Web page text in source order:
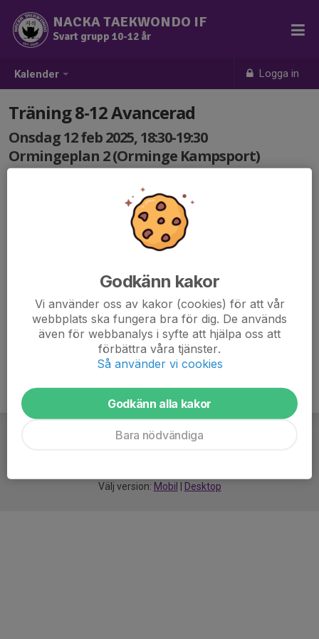
Kalender Logga in
NACKA TAEKWONDO IF
Svart grupp 10-12 år
Träning 8-12 Avancerad
Onsdag 12 feb 2025, 18:30-19:30
Ormingeplan 2 (Orminge Kampsport)
Välj version: Mobil Desktop
Godkänn kakor
Vi använder oss av kakor (cookies) för att vår
webbplats ska fungera bra för dig. De används
även för webbanalys i syfte att hjälpa oss att
förbättra våra tjänster.
Så använder vi cookies
Godkänn alla kakor
Bara nödvändiga